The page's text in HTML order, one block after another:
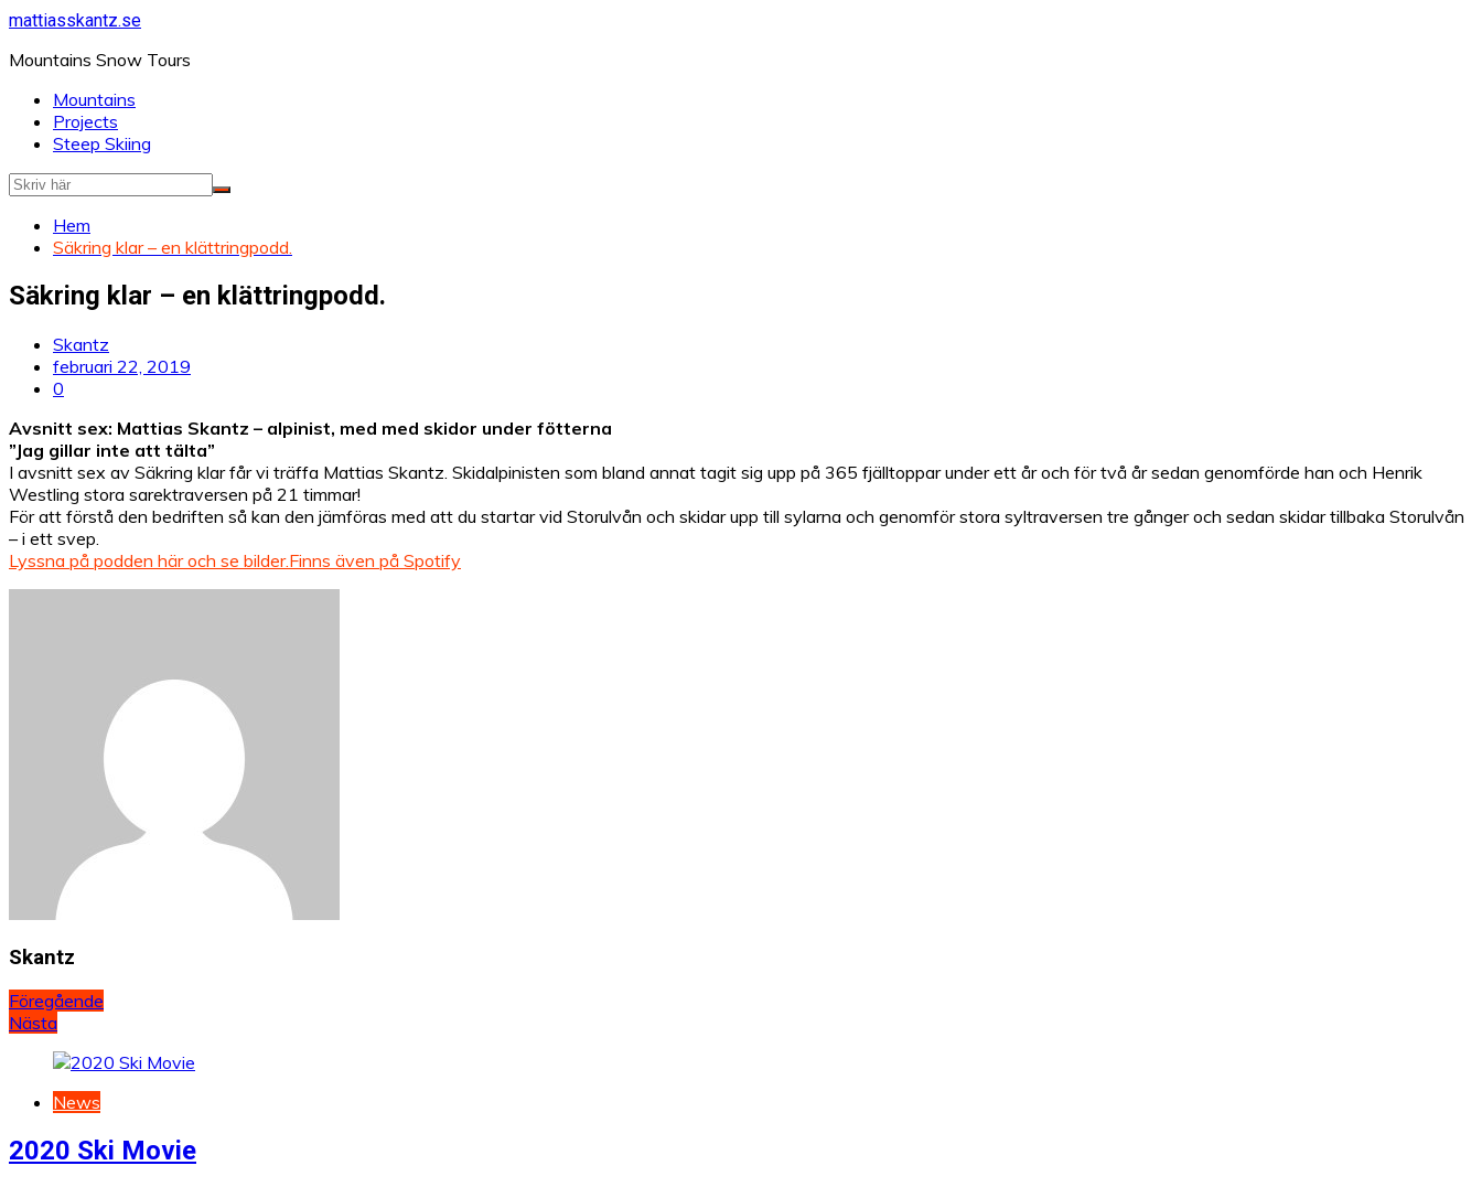
Hoppa
innehåll
mattiasskantz.se
Mountains Snow Tours
Mountains
Projects
Steep Skiing
Hem
Säkring klar – en klättringpodd.
Säkring klar – en klättringpodd.
Skantz
februari 22, 2019
0
Avsnitt sex: Mattias Skantz – alpinist, med med skidor under fötterna
”Jag gillar inte att tälta”
I avsnitt sex av Säkring klar får vi träffa Mattias Skantz. Skidalpinisten som bland annat tagit sig upp på 365 fjälltoppar under ett år och för två år sedan genomförde han och Henrik
Westling stora sarektraversen på 21 timmar!
För att förstå den bedriften så kan den jämföras med att du startar vid Storulvån och skidar upp till sylarna och genomför stora syltraversen tre gånger och sedan skidar tillbaka Storulvån
– i ett svep.
Lyssna på podden här och se bilder.Finns även på Spotify
Skantz
Inläggsnavigering
Föregående
Nästa
News
2020 Ski Movie